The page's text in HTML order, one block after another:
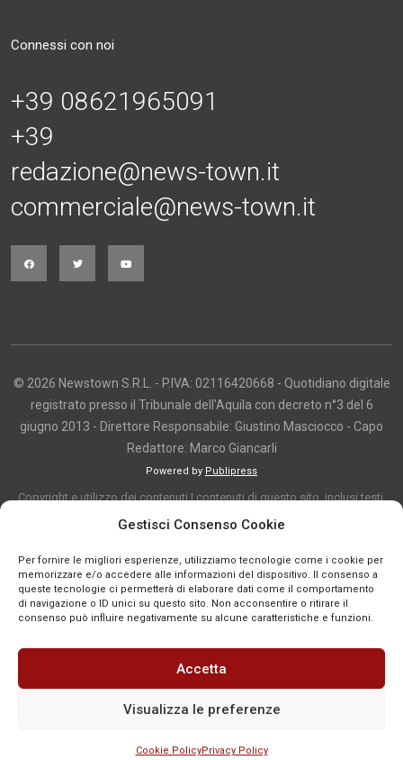
Gestisci Consenso Cookie
Per fornire le migliori esperienze, utilizziamo tecnologie come i cookie per
memorizzare e/o accedere alle informazioni del dispositivo. Il consenso a
queste tecnologie ci permetterà di elaborare dati come il comportamento
di navigazione o ID unici su questo sito. Non acconsentire o ritirare il
consenso può influire negativamente su alcune caratteristiche e funzioni.
Accetta
Visualizza le preferenze
Cookie PolicyPrivacy Policy
Connessi con noi
+39 08621965091
+39
redazione@news-town.it
commerciale@news-town.it
© 2026 Newstown S.R.L. - P.IVA: 02116420668 - Quotidiano digitale
registrato presso il Tribunale dell'Aquila con decreto n°3 del 6
giugno 2013 - Direttore Responsabile: Giustino Masciocco - Capo
Redattore: Marco Giancarli
Powered by Publipress
Copyright e utilizzo dei contenuti I contenuti di questo sito, inclusi testi,
articoli, immagini, fotografie, video e grafica, sono protetti da copyright e
indicazione. La riproduzione totale o parziale dei contenuti è consentita
solo previa autorizzazione o citando chiaramente la fonte, con link diretto
alla pagina originale, quando previsto. I contenuti provenienti da terze
parti sono pubblicati a fini informativi e restano di proprietà dei legittimi
titolari dei diritti. Se un contenuto viola diritti d’autore o norme vigenti, è
possibile segnalarlo per la verifica e l’eventuale rimozione tramite
comunicazione mail all'indirizzo redazione@news-town.it